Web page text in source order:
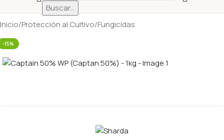
Buscar...
Inicio/Protección al Cultivo/Fungicidas
-15%